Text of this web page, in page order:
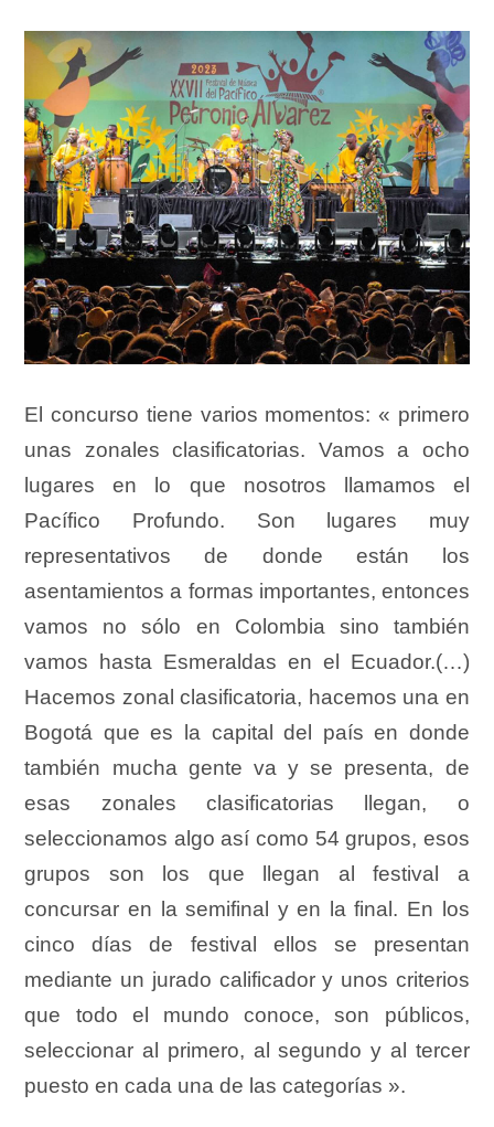
El concurso tiene varios momentos: « primero
unas zonales clasificatorias. Vamos a ocho
lugares en lo que nosotros llamamos el
Pacífico Profundo. Son lugares muy
representativos de donde están los
asentamientos a formas importantes, entonces
vamos no sólo en Colombia sino también
vamos hasta Esmeraldas en el Ecuador.(…)
Hacemos zonal clasificatoria, hacemos una en
Bogotá que es la capital del país en donde
también mucha gente va y se presenta, de
esas zonales clasificatorias llegan, o
seleccionamos algo así como 54 grupos, esos
grupos son los que llegan al festival a
concursar en la semifinal y en la final. En los
cinco días de festival ellos se presentan
mediante un jurado calificador y unos criterios
que todo el mundo conoce, son públicos,
seleccionar al primero, al segundo y al tercer
puesto en cada una de las categorías ».